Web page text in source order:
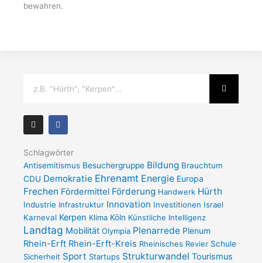
bewahren.
I
n
s
a
r
a
m
F
a
c
b
o
k
-
f
Schlagwörter
Antisemitismus Besuchergruppe Bildung Brauchtum
CDU Demokratie Ehrenamt Energie Europa
Frechen Fördermittel Förderung Handwerk Hürth
Industrie Infrastruktur Innovation Investitionen Israel
Karneval Kerpen Klima Köln Künstliche Intelligenz
Landtag Mobilität Olympia Plenarrede Plenum
Rhein-Erft Rhein-Erft-Kreis Rheinisches Revier Schule
Sicherheit Sport Startups Strukturwandel Tourismus